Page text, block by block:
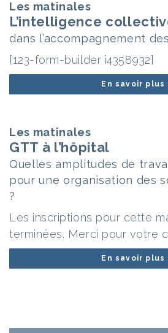
Les matinales
L’intelligence
dans l’accompagnement
[123-form-builder i4358932]
En savoir plus
Les matinales
GTT à l’hôpital
Quelles amplitudes de
pour une organisation des
?
Les inscriptions pour cette
terminées. Merci pour votre
En savoir plus